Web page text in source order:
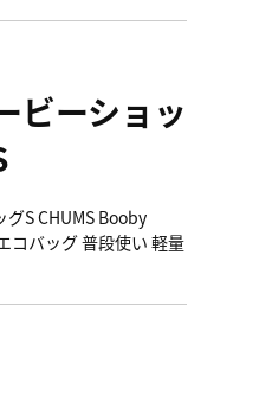
ビーショッ
S CHUMS Booby
コバッグ 普段使い 軽量